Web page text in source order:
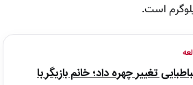
تغییر چهره داد؛ خانم بازیگر با